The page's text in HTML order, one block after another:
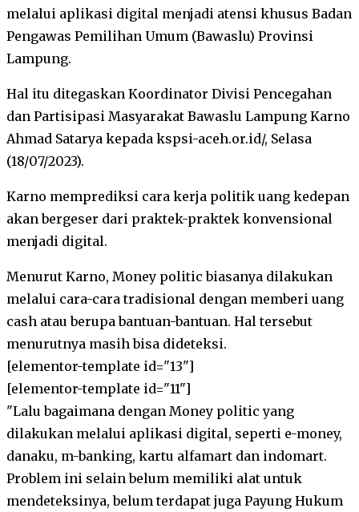
melalui aplikasi digital menjadi atensi khusus Badan
Pengawas Pemilihan Umum (Bawaslu) Provinsi
Lampung.
Hal itu ditegaskan Koordinator Divisi Pencegahan
dan Partisipasi Masyarakat Bawaslu Lampung Karno
Ahmad Satarya kepada kspsi-aceh.or.id/, Selasa
(18/07/2023).
Karno memprediksi cara kerja politik uang kedepan
akan bergeser dari praktek-praktek konvensional
menjadi digital.
Menurut Karno, Money politic biasanya dilakukan
melalui cara-cara tradisional dengan memberi uang
cash atau berupa bantuan-bantuan. Hal tersebut
menurutnya masih bisa dideteksi.
[elementor-template id="13"]
[elementor-template id="11"]
"Lalu bagaimana dengan Money politic yang
dilakukan melalui aplikasi digital, seperti e-money,
danaku, m-banking, kartu alfamart dan indomart.
Problem ini selain belum memiliki alat untuk
mendeteksinya, belum terdapat juga Payung Hukum